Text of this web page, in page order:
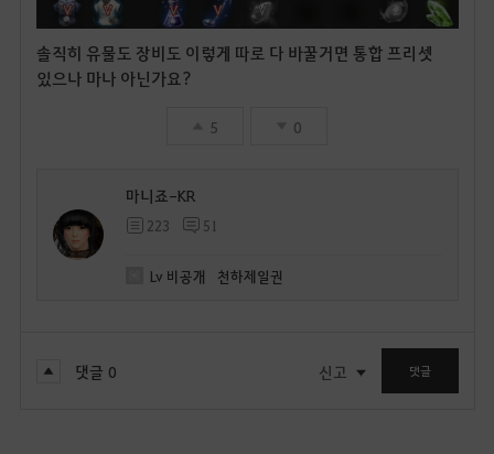
솔직히 유물도 장비도 이렇게 따로 다 바꿀거면 통합 프리셋
있으나 마나 아닌가요?
5 0
마니죠-KR
223 51
Lv 비공개 천하제일권
댓글 0 신고 댓글